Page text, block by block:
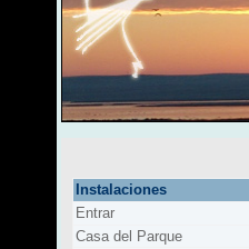
Instalaciones
Entrar
Casa del Parque